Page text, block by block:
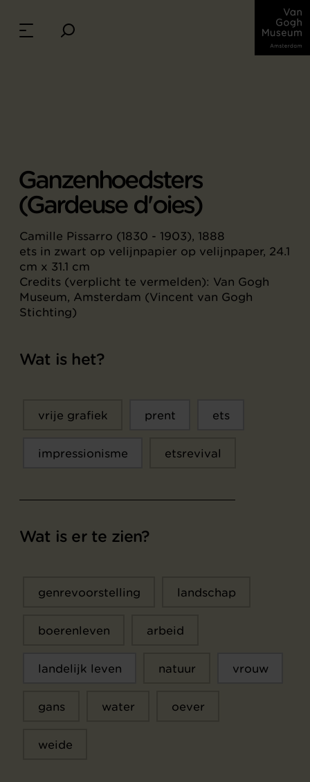
Ganzenhoedsters
(Gardeuse d'oies)
Camille Pissarro (1830 - 1903), 1888
ets in zwart op velijnpapier op velijnpaper, 24.1
cm x 31.1 cm
Credits (verplicht te vermelden): Van Gogh
Museum, Amsterdam (Vincent van Gogh
Stichting)
Wat is het?
vrije grafiek prent ets
impressionisme etsrevival
Wat is er te zien?
genrevoorstelling landschap
boerenleven arbeid
landelijk leven natuur vrouw
gans water oever
weide